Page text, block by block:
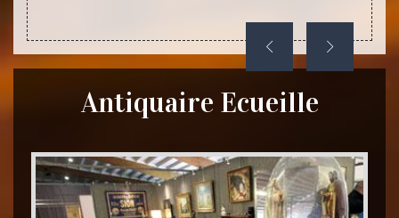
Antiquaire Ecueille